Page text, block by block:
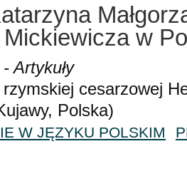
Mickiewicza w
- Artykuły
cesarzowej
Polska)
W JĘZYKU POLSKIM